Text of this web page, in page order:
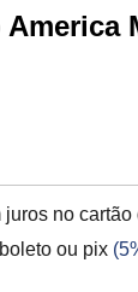
juros no cartão
ou pix